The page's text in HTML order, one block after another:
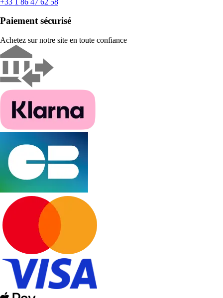
Paiement sécurisé
Achetez sur notre site en toute confiance